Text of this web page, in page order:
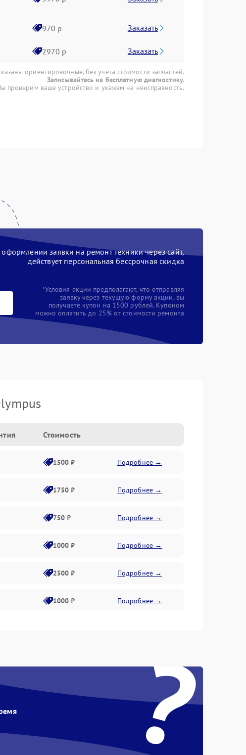
970 р Заказать
2970 р Заказать
ориентировочные, без учета стоимости запчастей.
Записывайтесь на бесплатную диагностику.
проверим ваше устройство и укажем на неисправность.
заявки на ремонт техники через сайт,
действует персональная бессрочная скидка
*Условия акции предполагают, что отправляя
заявку через текущую форму акции, вы
получаете купон на 1500 рублей. Купоном
можно оплатить до 25% от стоимости ремонта
Стоимость
1500 ₽ Подробнее →
1750 ₽ Подробнее →
750 ₽ Подробнее →
1000 ₽ Подробнее →
2500 ₽ Подробнее →
1000 ₽ Подробнее →
1000 ₽
Подробнее →
?